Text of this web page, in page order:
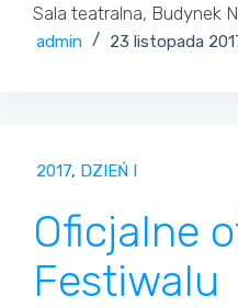
Sala teatralna, Budynek
admin 23 listopada
2017, DZIEŃ I
Oficjalne
Festiwalu